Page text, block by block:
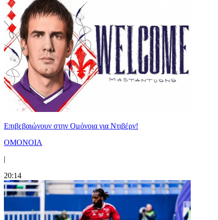
Επιβεβαιώνουν στην Ομόνοια για Ντιβέρν!
ΟΜΟΝΟΙΑ
|
20:14